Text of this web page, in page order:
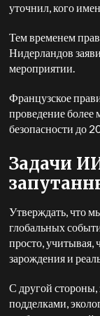
уточнил, кого
Тем временем
Нидерландов
мероприятии.
Французское
проведение
безопасности до
Задачи
Утверждать, что
глобальных
просто, учитывая,
зарождения и
С другой стороны,
подделками,